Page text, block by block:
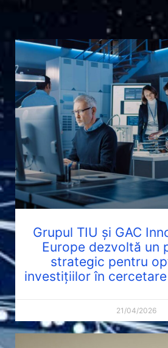
Grupul TIU și GAC
Europe dezvoltă un
strategic pentru
investițiilor în
21/04/2026